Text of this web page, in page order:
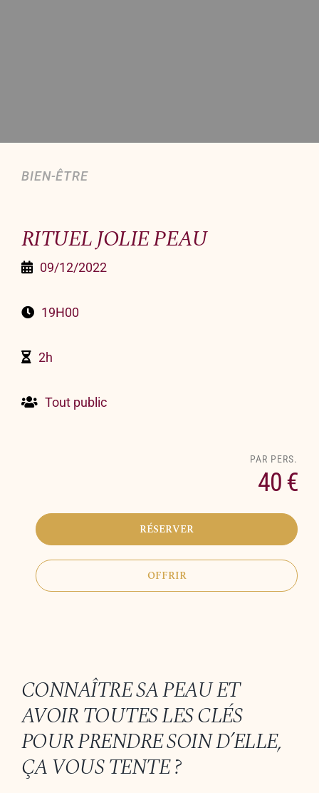
BIEN-ÊTRE
RITUEL JOLIE PEAU
09/12/2022
19H00
2h
Tout public
40 €
RÉSERVER
OFFRIR
CONNAÎTRE SA PEAU ET
AVOIR TOUTES LES CLÉS
POUR PRENDRE SOIN D’ELLE,
ÇA VOUS TENTE ?